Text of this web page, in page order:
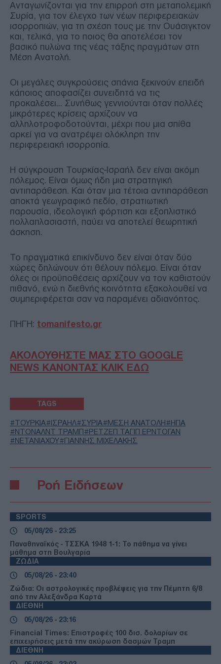
Ανταγωνίζονται για την επιρροή στη μεταπολεμική
Συρία, για τον έλεγχο των νέων περιφερειακών
ισορροπιών, για τη σχέση τους με την Ουάσιγκτον
και, τελικά, για το ποιος θα αποτελέσει τον
βασικό πυλώνα της νέας τάξης πραγμάτων στη
Μέση Ανατολή.
Οι μεγάλες συγκρούσεις σπάνια ξεκινούν επειδή
κάποιος αποφασίζει συνειδητά να τις
προκαλέσει... Συνήθως γεννιούνται όταν πολλές
μικρότερες κρίσεις αρχίζουν να
αλληλοτροφοδοτούνται, μέχρι που μια σπίθα
αρκεί για να ανατρέψει ολόκληρη την
περιφερειακή ισορροπία.
Η σύγκρουση Τουρκίας-Ισραήλ δεν είναι ακόμη
πόλεμος. Είναι όμως ήδη μια στρατηγική
αντιπαράθεση. Και όταν μια τέτοια αντιπαράθεση
αποκτά γεωγραφικό πεδίο, στρατιωτική
παρουσία, ιδεολογική φόρτιση και εξοπλιστικό
πολλαπλασιαστή, παύει να αποτελεί θεωρητική
άσκηση.
Το πραγματικά επικίνδυνο δεν είναι όταν δύο
χώρες δηλώνουν ότι θέλουν πόλεμο. Είναι όταν
όλες οι προϋποθέσεις αρχίζουν να τον καθιστούν
πιθανό, ενώ η διεθνής κοινότητα εξακολουθεί να
συμπεριφέρεται σαν να παραμένει αδιανόητος.
ΠΗΓΗ: tomanifesto.gr
ΑΚΟΛΟΥΘΗΣΤΕ ΜΑΣ ΣΤΟ GOOGLE
NEWS ΚΑΝΟΝΤΑΣ ΚΛΙΚ ΕΔΩ
TAGS
ΤΟΥΡΚΙΑ ΙΣΡΑΗΛ ΣΥΡΙΑ ΜΕΣΗ ΑΝΑΤΟΛΗ
ΗΠΑ
ΝΤΟΝΑΛΝΤ ΤΡΑΜΠ
ΡΕΤΖΕΠ ΤΑΓΙΠ ΕΡΝΤΟΓΑΝ
ΝΕΤΑΝΙΑΧΟΥ
ΓΙΑΝΝΗΣ ΜΙΧΕΛΑΚΗΣ
Ροή Ειδήσεων
SPORTS
05/08/26 - 23:25
Παναθηναϊκός - ΤΣΣΚΑ 1948 1-1: Το πάθημα να γίνει
μάθημα στη Βουλγαρία
ΖΩΔΙΑ
05/08/26 - 23:40
Ζώδια: Οι αστρολογικές προβλέψεις για την Πέμπτη 6/8
από την Αλεξάνδρα Καρτά
ΔΙΕΘΝΗ
05/08/26 - 23:16
Financial Times: Επιστροφές 100 δισ. δολαρίων σε
επιχειρήσεις μετά την ακύρωση δασμών Τραμπ
ΔΙΕΘΝΗ